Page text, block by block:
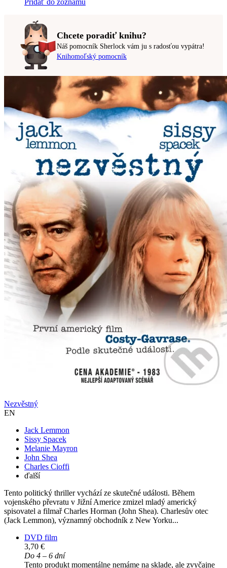
Pridať do zoznamu
Chcete poradiť knihu?
Náš pomocník Sherlock vám ju s radosťou vypátra!
Knihomoľský pomocník
Nezvěstný
EN
Jack Lemmon
Sissy Spacek
Melanie Mayron
John Shea
Charles Cioffi
ďalší
Tento politický thriller vychází ze skutečné události. Během
vojenského převratu v Jižní Americe zmizel mladý americký
spisovatel a filmař Charles Horman (John Shea). Charlesův otec
(Jack Lemmon), významný obchodník z New Yorku...
DVD film
3,70 €
Do 4 – 6 dní
Tento produkt momentálne nemáme na sklade, ale zvyčajne